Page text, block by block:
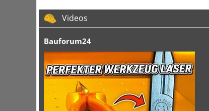
Videos
Bauforum24